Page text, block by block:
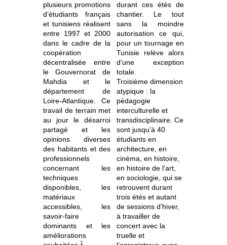
plusieurs promotions
d’étudiants français
et tunisiens réalisent
entre 1997 et 2000
dans le cadre de la
coopération
décentralisée entre
le Gouvernorat de
Mahdia et le
département de
Loire-Atlantique. Ce
travail de terrain met
au jour le désarroi
partagé et les
opinions diverses
des habitants et des
professionnels
concernant les
techniques
disponibles, les
matériaux
accessibles, les
savoir-faire
dominants et les
améliorations
1
durant ces étés de
chantier. Le tout
sans la moindre
autorisation ce qui,
pour un tournage en
Tunisie relève alors
d’une exception
totale.
Troisième dimension
atypique : la
pédagogie
interculturelle et
transdisciplinaire. Ce
sont jusqu’à 40
étudiants en
architecture, en
cinéma, en histoire,
en histoire de l'art,
en sociologie, qui se
retrouvent durant
trois étés et autant
de sessions d’hiver,
à travailler de
concert avec la
truelle et